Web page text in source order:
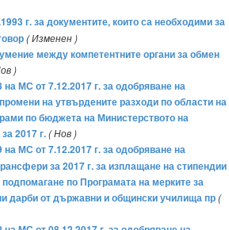
г. за документите, които са необходими за
( Изменен )
между компетентните органи за обмен
)
МС от 7.12.2017 г. за одобряване на
на утвърдените разходи по области на
по бюджета на Министерството на
2017 г.( Нов )
МС от 7.12.2017 г. за одобряване на
за 2017 г. за изплащане на стипендии
по Програмата на мерките за
дарби от държавни и общински училища пр(